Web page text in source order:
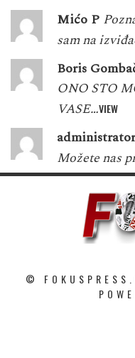
Mićo P
sam na
Boris
ONO STO
VASE…VIEW
administrator
Možete nas
©